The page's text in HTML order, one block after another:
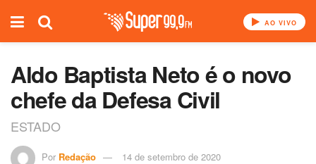
AO VIVO
Aldo Baptista Neto é o novo
chefe da Defesa Civil
ESTADO
Por Redação 14 de setembro de 2020